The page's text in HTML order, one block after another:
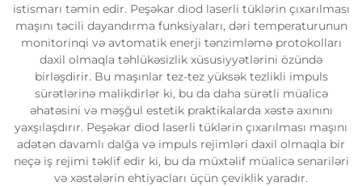
istismarı təmin edir. Peşəkar diod laserli tüklərin çıxarılması
maşını təcili dayandırma funksiyaları, dəri temperaturunun
monitorinqi və avtomatik enerji tənzimləmə protokolları
daxil olmaqla təhlükəsizlik xüsusiyyətlərini özündə
birləşdirir. Bu maşınlar tez-tez yüksək tezlikli impuls
sürətlərinə malikdirlər ki, bu da daha sürətli müalicə
əhatəsini və məşğul estetik praktikalarda xəstə axınını
yaxşılaşdırır. Peşəkar diod laserli tüklərin çıxarılması maşını
adətən davamlı dalğa və impuls rejimləri daxil olmaqla bir
neçə iş rejimi təklif edir ki, bu da müxtəlif müalicə senariləri
və xəstələrin ehtiyacları üçün çeviklik yaradır.